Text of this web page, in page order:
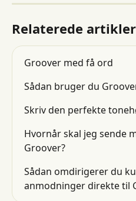
Relaterede artikler
Groover med få ord
Sådan bruger du
Skriv den perfekte
Hvornår skal jeg sende
Groover?
Sådan omdirigerer du
anmodninger direkte til